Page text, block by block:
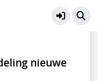
nieuwe